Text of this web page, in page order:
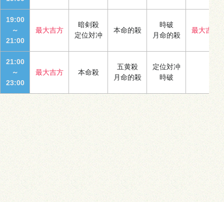
19:00
～
21:00
最大吉方
暗剣殺
定位対冲
本命的殺
時破
月命的殺
最大吉方
21:00
～
23:00
最大吉方 本命殺
五黄殺
月命的殺
定位対冲
時破